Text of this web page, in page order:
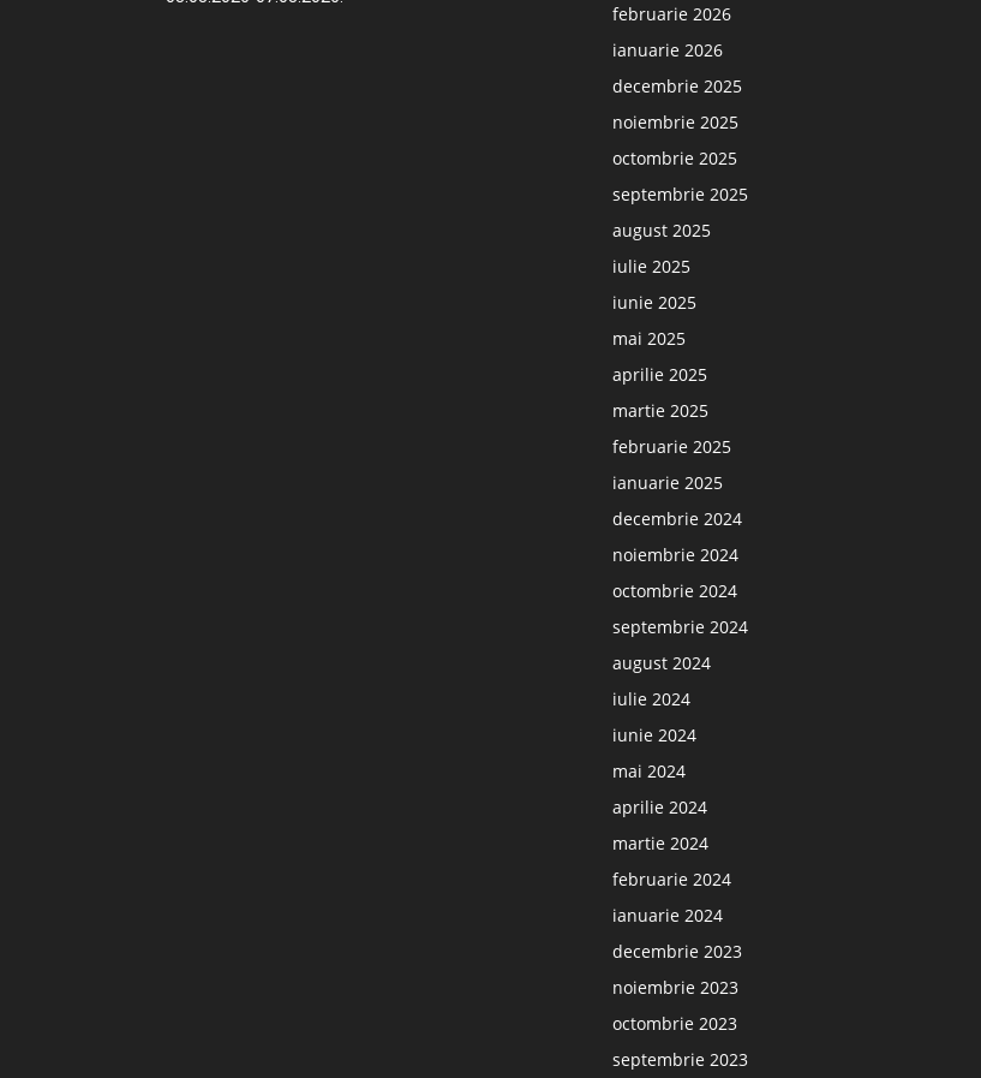
februarie 2026
ianuarie 2026
decembrie 2025
noiembrie 2025
octombrie 2025
septembrie 2025
august 2025
iulie 2025
iunie 2025
mai 2025
aprilie 2025
martie 2025
februarie 2025
ianuarie 2025
decembrie 2024
noiembrie 2024
octombrie 2024
septembrie 2024
august 2024
iulie 2024
iunie 2024
mai 2024
aprilie 2024
martie 2024
februarie 2024
ianuarie 2024
decembrie 2023
noiembrie 2023
octombrie 2023
septembrie 2023